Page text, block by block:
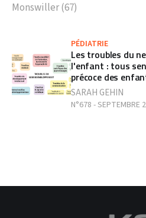
Monswiller (67)
PÉDIATRIE
Les troubles du
l'enfant : tous
précoce des
SARAH GEHIN
N°678 - SEPTEMBRE